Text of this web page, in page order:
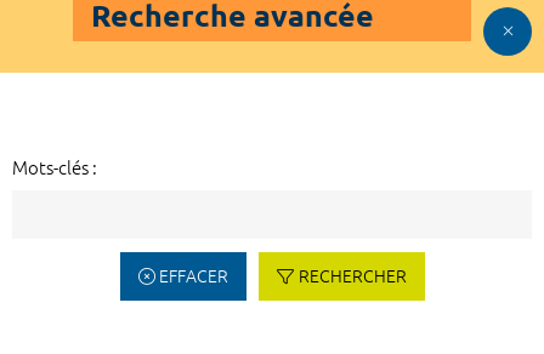
Recherche avancée
Mots-clés :
EFFACER RECHERCHER